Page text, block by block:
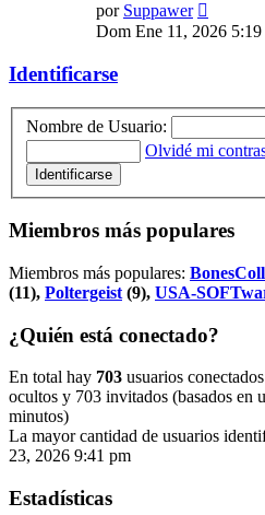
por Suppawer
último
Dom Ene 11, 2026
Identificarse
Nombre de Usuario:
Olvidé mi
Miembros más populares
Miembros más populares:
(11), Poltergeist (9), USA-
¿Quién está conectado?
En total hay 703 usuarios
ocultos y 703 invitados (basados en
minutos)
La mayor cantidad de usuarios
23, 2026 9:41 pm
Estadísticas